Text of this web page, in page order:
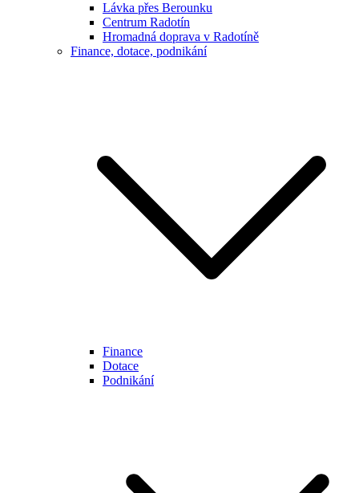
Lávka přes Berounku
Centrum Radotín
Hromadná doprava v Radotíně
Finance, dotace, podnikání
Finance
Dotace
Podnikání